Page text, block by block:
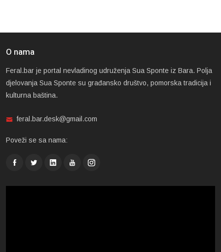
O nama
Feral.bar je portal nevladinog udruženja Sua Sponte iz Bara. Polja
djelovanja Sua Sponte su građansko društvo, pomorska tradicija i
kulturna baština.
feral.bar.desk@gmail.com
Poveži se sa nama: